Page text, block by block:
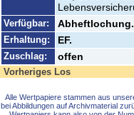
Verfügbar: Abheftlochung.
Erhaltung: EF.
Zuschlag: offen
Vorheriges Los
Alle Wertpapiere stammen aus
bei Abbildungen auf Archivmaterial